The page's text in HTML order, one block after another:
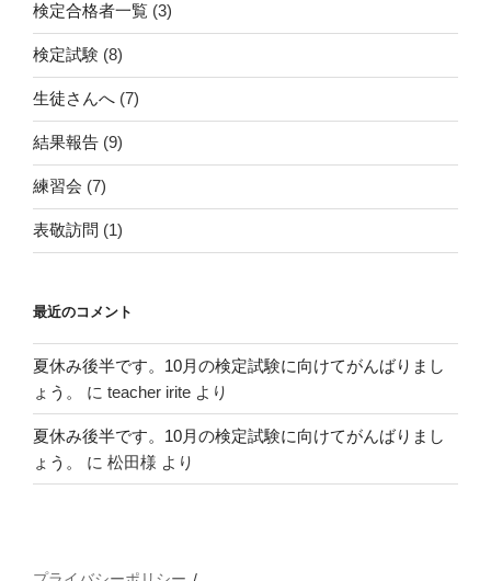
検定合格者一覧 (3)
検定試験 (8)
生徒さんへ (7)
結果報告 (9)
練習会 (7)
表敬訪問 (1)
最近のコメント
夏休み後半です。10月の検定試験に向けてがんばりまし
ょう。
に teacher irite より
夏休み後半です。10月の検定試験に向けてがんばりまし
ょう。
に 松田様 より